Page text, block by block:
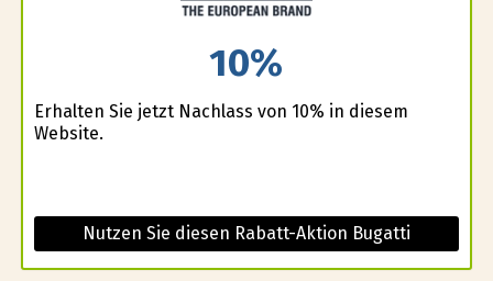
10%
Erhalten Sie jetzt Nachlass von 10% in diesem
Website.
Nutzen Sie diesen Rabatt-Aktion Bugatti